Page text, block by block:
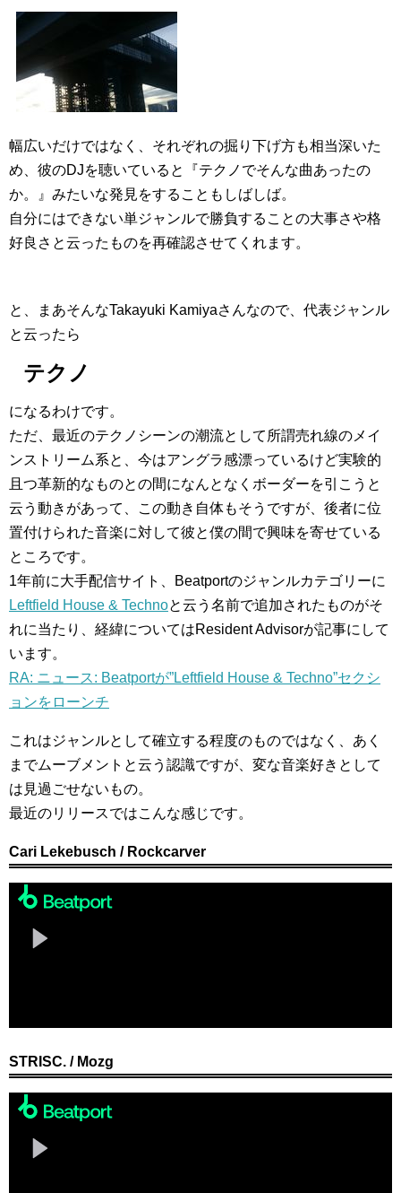
幅広いだけではなく、それぞれの掘り下げ方も相当深いた
め、彼のDJを聴いていると『テクノでそんな曲あったの
か。』みたいな発見をすることもしばしば。
自分にはできない単ジャンルで勝負することの大事さや格
好良さと云ったものを再確認させてくれます。
と、まあそんなTakayuki Kamiyaさんなので、代表ジャンル
と云ったら
テクノ
になるわけです。
ただ、最近のテクノシーンの潮流として所謂売れ線のメイ
ンストリーム系と、今はアングラ感漂っているけど実験的
且つ革新的なものとの間になんとなくボーダーを引こうと
云う動きがあって、この動き自体もそうですが、後者に位
置付けられた音楽に対して彼と僕の間で興味を寄せている
ところです。
1年前に大手配信サイト、Beatportのジャンルカテゴリーに
Leftfield House & Technoと云う名前で追加されたものがそ
れに当たり、経緯についてはResident Advisorが記事にして
います。
RA: ニュース: Beatportが”Leftfield House & Techno”セクシ
ョンをローンチ
これはジャンルとして確立する程度のものではなく、あく
までムーブメントと云う認識ですが、変な音楽好きとして
は見過ごせないもの。
最近のリリースではこんな感じです。
Cari Lekebusch / Rockcarver
STRISC. / Mozg